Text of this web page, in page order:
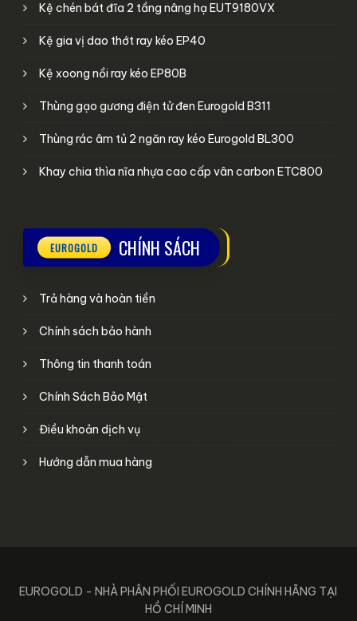
Kệ chén bát đĩa 2 tầng nâng hạ EUT9180VX
Kệ gia vị dao thớt ray kéo EP40
Kệ xoong nồi ray kéo EP80B
Thùng gạo gương điện tử đen Eurogold B311
Thùng rác âm tủ 2 ngăn ray kéo Eurogold BL300
Khay chia thìa nĩa nhựa cao cấp vân carbon ETC800
CHÍNH SÁCH
Trả hàng và hoàn tiền
Chính sách bảo hành
Thông tin thanh toán
Chính Sách Bảo Mật
Điều khoản dịch vụ
Hướng dẫn mua hàng
EUROGOLD - NHÀ PHÂN PHỐI EUROGOLD CHÍNH HÃNG TẠI
HỒ CHÍ MINH